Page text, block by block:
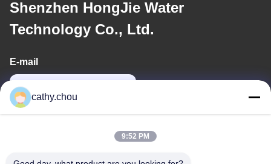
Shenzhen HongJie Water
Technology Co., Ltd.
E-mail
cathy.chou
9:52 PM